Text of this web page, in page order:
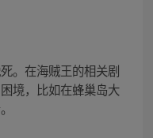
。在海贼王的相关剧
境，比如在蜂巢岛大